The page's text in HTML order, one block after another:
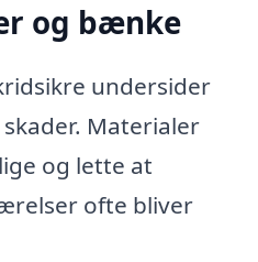
og bænke
undersider
Materialer
og lette at
ofte bliver